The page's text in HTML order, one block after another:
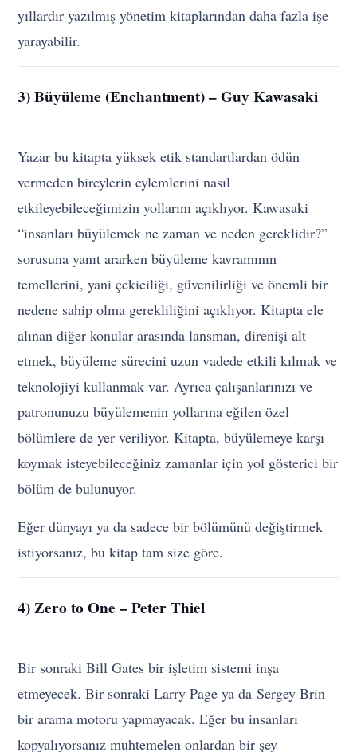
yıllardır yazılmış yönetim kitaplarından daha fazla işe
yarayabilir.
3) Büyüleme (Enchantment) – Guy Kawasaki
Yazar bu kitapta yüksek etik standartlardan ödün
vermeden bireylerin eylemlerini nasıl
etkileyebileceğimizin yollarını açıklıyor. Kawasaki
“insanları büyülemek ne zaman ve neden gereklidir?”
sorusuna yanıt ararken büyüleme kavramının
temellerini, yani çekiciliği, güvenilirliği ve önemli bir
nedene sahip olma gerekliliğini açıklıyor. Kitapta ele
alınan diğer konular arasında lansman, direnişi alt
etmek, büyüleme sürecini uzun vadede etkili kılmak ve
teknolojiyi kullanmak var. Ayrıca çalışanlarınızı ve
patronunuzu büyülemenin yollarına eğilen özel
bölümlere de yer veriliyor. Kitapta, büyülemeye karşı
koymak isteyebileceğiniz zamanlar için yol gösterici bir
bölüm de bulunuyor.
Eğer dünyayı ya da sadece bir bölümünü değiştirmek
istiyorsanız, bu kitap tam size göre.
4) Zero to One – Peter Thiel
Bir sonraki Bill Gates bir işletim sistemi inşa
etmeyecek. Bir sonraki Larry Page ya da Sergey Brin
bir arama motoru yapmayacak. Eğer bu insanları
kopyalıyorsanız muhtemelen onlardan bir şey